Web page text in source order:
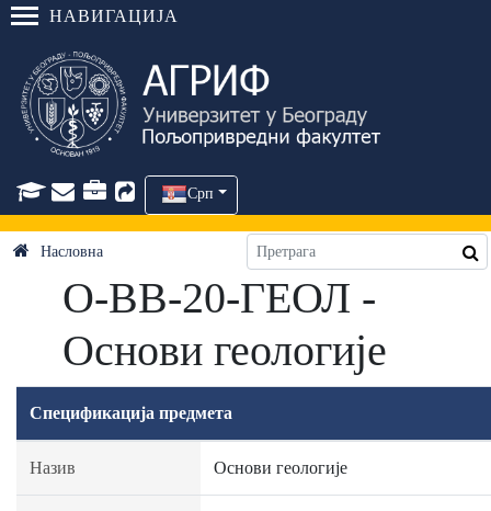
НАВИГАЦИЈА
Срп
Насловна
О-ВВ-20-ГЕОЛ -
Основи геологије
Спецификација предмета
Назив Основи геологије